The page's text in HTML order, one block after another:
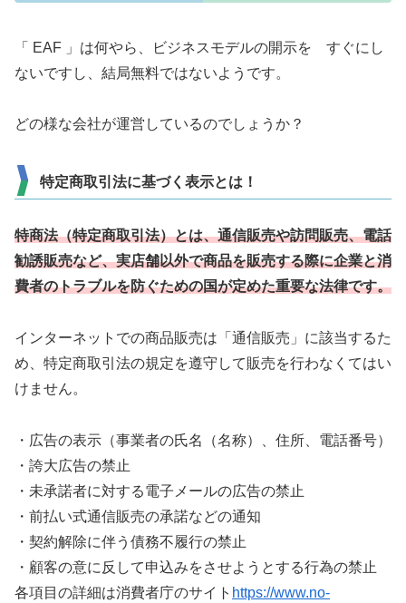
「 EAF 」は何やら、ビジネスモデルの開示を すぐにし
ないですし、結局無料ではないようです。
どの様な会社が運営しているのでしょうか？
特定商取引法に基づく表示とは！
特商法（特定商取引法）とは、通信販売や訪問販売、電話
勧誘販売など、実店舗以外で商品を販売する際に企業と消
費者のトラブルを防ぐための国が定めた重要な法律です。
インターネットでの商品販売は「通信販売」に該当するた
め、特定商取引法の規定を遵守して販売を行わなくてはい
けません。
・広告の表示（事業者の氏名（名称）、住所、電話番号）
・誇大広告の禁止
・未承諾者に対する電子メールの広告の禁止
・前払い式通信販売の承諾などの通知
・契約解除に伴う債務不履行の禁止
・顧客の意に反して申込みをさせようとする行為の禁止
各項目の詳細は消費者庁のサイト https://www.no-